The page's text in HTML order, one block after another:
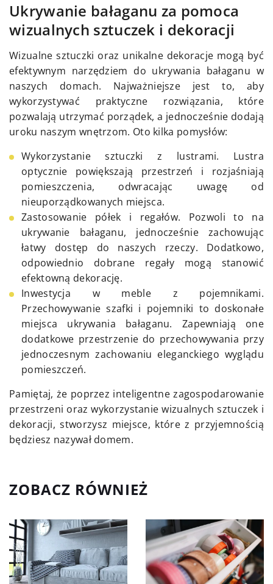
Ukrywanie bałaganu za pomoca
wizualnych sztuczek i dekoracji
Wizualne sztuczki oraz unikalne dekoracje mogą być
efektywnym narzędziem do ukrywania bałaganu w
naszych domach. Najważniejsze jest to, aby
wykorzystywać praktyczne rozwiązania, które
pozwalają utrzymać porządek, a jednocześnie dodają
uroku naszym wnętrzom. Oto kilka pomysłów:
Wykorzystanie sztuczki z lustrami. Lustra
optycznie powiększają przestrzeń i rozjaśniają
pomieszczenia, odwracając uwagę od
nieuporządkowanych miejsca.
Zastosowanie półek i regałów. Pozwoli to na
ukrywanie bałaganu, jednocześnie zachowując
łatwy dostęp do naszych rzeczy. Dodatkowo,
odpowiednio dobrane regały mogą stanowić
efektowną dekorację.
Inwestycja w meble z pojemnikami.
Przechowywanie szafki i pojemniki to doskonałe
miejsca ukrywania bałaganu. Zapewniają one
dodatkowe przestrzenie do przechowywania przy
jednoczesnym zachowaniu eleganckiego wyglądu
pomieszczeń.
Pamiętaj, że poprzez inteligentne zagospodarowanie
przestrzeni oraz wykorzystanie wizualnych sztuczek i
dekoracji, stworzysz miejsce, które z przyjemnością
będziesz nazywał domem.
ZOBACZ RÓWNIEŻ